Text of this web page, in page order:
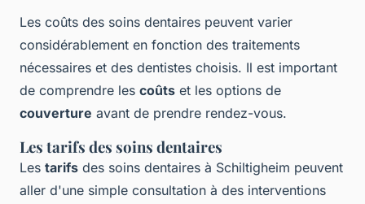
Les coûts des soins dentaires peuvent varier
considérablement en fonction des traitements
nécessaires et des dentistes choisis. Il est important
de comprendre les coûts et les options de
couverture avant de prendre rendez-vous.
Les tarifs des soins dentaires
Les tarifs des soins dentaires à Schiltigheim peuvent
aller d'une simple consultation à des interventions